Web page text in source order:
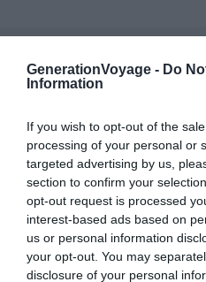
GenerationVoyage - Do
Information
If you wish to opt-out of the
processing of your personal or
targeted advertising by us,
section to confirm your
opt-out request is processed
interest-based ads based on
us or personal information
your opt-out. You may
disclosure of your personal
5. Au cœur des
Voir ce